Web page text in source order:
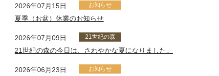
2026年07月15日 お知らせ
夏季（お盆）休業のお知らせ
2026年07月09日 21世紀の森
21世紀の森の今日は、さわやかな夏になりました。
2026年06月23日 お知らせ